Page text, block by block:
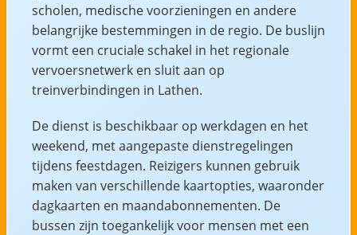
scholen, medische voorzieningen en andere
belangrijke bestemmingen in de regio. De buslijn
vormt een cruciale schakel in het regionale
vervoersnetwerk en sluit aan op
treinverbindingen in Lathen.
De dienst is beschikbaar op werkdagen en het
weekend, met aangepaste dienstregelingen
tijdens feestdagen. Reizigers kunnen gebruik
maken van verschillende kaartopties, waaronder
dagkaarten en maandabonnementen. De
bussen zijn toegankelijk voor mensen met een